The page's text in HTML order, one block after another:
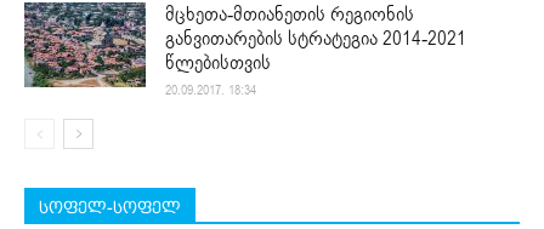
მცხეთა-მთიანეთის რეგიონის
განვითარების სტრატეგია 2014-2021
წლებისთვის
20.09.2017. 18:34
სოფელ-სოფელ